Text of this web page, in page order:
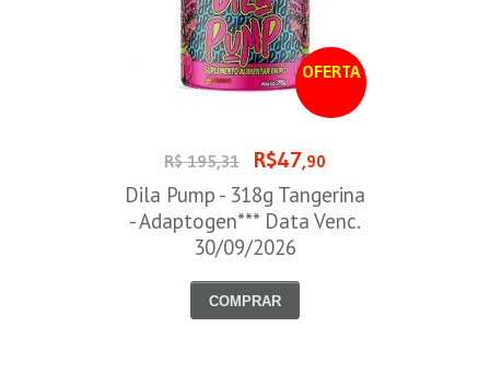
OFERTA
R$ 195,31 R$47,90
Dila Pump - 318g Tangerina
- Adaptogen*** Data Venc.
30/09/2026
COMPRAR